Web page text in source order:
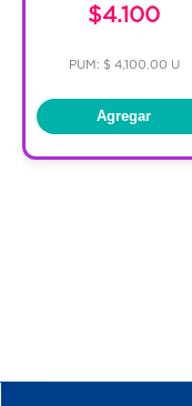
$4.100
PUM: $ 4,100.00 U
Agregar